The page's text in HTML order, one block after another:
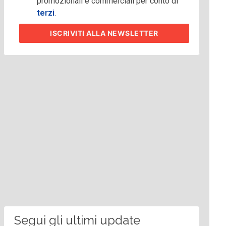
terzi.
ISCRIVITIALLA NEWSLETTER
Segui gli ultimi update